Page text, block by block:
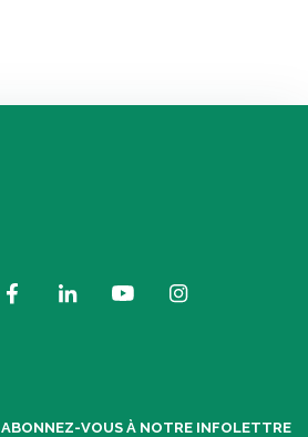
ABONNEZ-VOUS À NOTRE INFOLETTRE